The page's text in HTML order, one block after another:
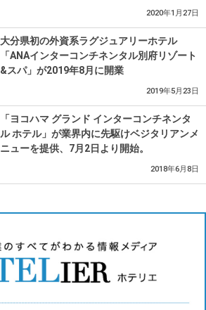
2020年1月27日
大分県初の外資系ラグジュアリーホテル
「ANAインターコンチネンタル別府リゾート
&スパ」が2019年8月に開業
2019年5月23日
「ヨコハマ グランド インターコンチネンタ
ル ホテル」が業界内に先駆けベジタリアンメ
ニューを提供、7月2日より開始。
2018年6月8日